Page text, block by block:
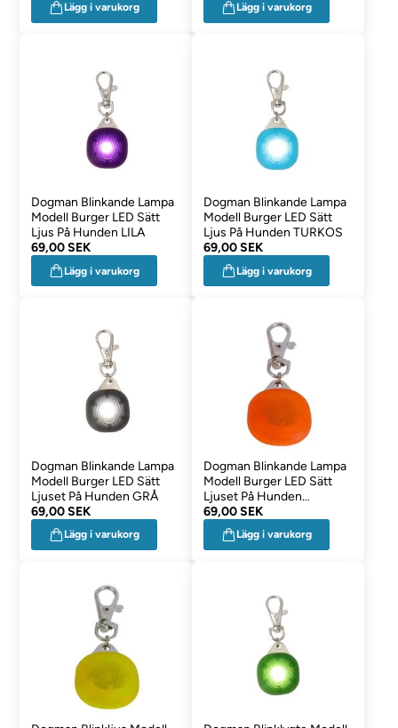
Lägg i varukorg Lägg i varukorg
Dogman Blinkande Lampa
Modell Burger LED Sätt
Ljus På Hunden LILA
69,00 SEK
Lägg i varukorg
Dogman Blinkande Lampa
Modell Burger LED Sätt
Ljus På Hunden TURKOS
69,00 SEK
Lägg i varukorg
Dogman Blinkande Lampa
Modell Burger LED Sätt
Ljuset På Hunden GRÅ
69,00 SEK
Lägg i varukorg
Dogman Blinkande Lampa
Modell Burger LED Sätt
Ljuset På Hunden
ORANGE
69,00 SEK
Lägg i varukorg